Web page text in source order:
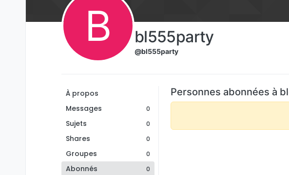
B bl555party
@bl555party
À propos
Messages
0
Sujets 0
Shares 0
Groupes 0
Abonnés 0
Personnes abonnées à